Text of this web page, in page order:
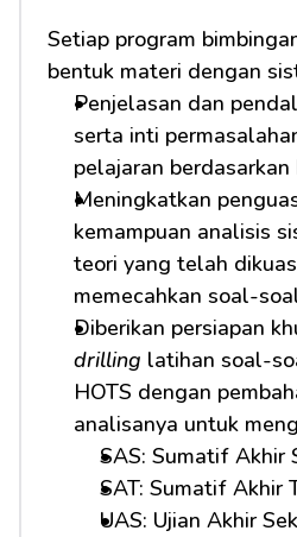
Setiap program
bentuk materi dengan
Penjelasan dan
serta inti
pelajaran
Meningkatkan
kemampuan analisis
teori yang telah
memecahkan soal-
drilling latihan soal-
HOTS dengan
analisanya untuk
SAS: Sumatif Akhir
SAT: Sumatif Akhir
UAS: Ujian Akhir